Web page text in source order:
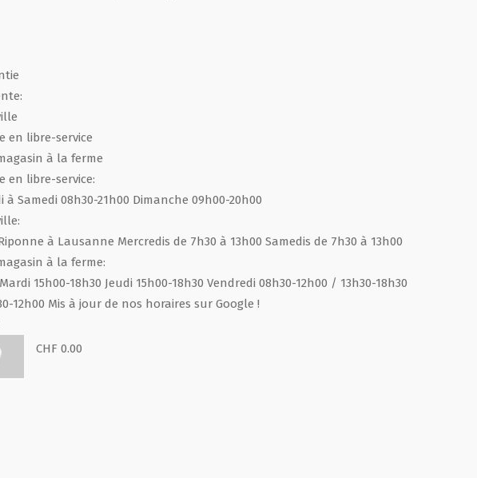
en libre-service
à la ferme
en libre-service:
à Samedi 08h30-21h00 Dimanche 09h00-20h00
à Lausanne Mercredis de 7h30 à 13h00 Samedis de 7h30 à 13h00
à la ferme:
15h00-18h30 Jeudi 15h00-18h30 Vendredi 08h30-12h00 / 13h30-18h30
12h00 Mis à jour de nos horaires sur Google !
CHF 0.00